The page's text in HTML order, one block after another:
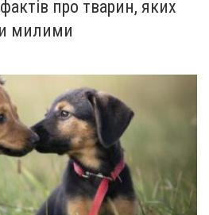
про тварин, яких
милими